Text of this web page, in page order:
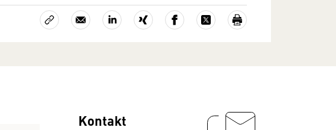
Kontakt